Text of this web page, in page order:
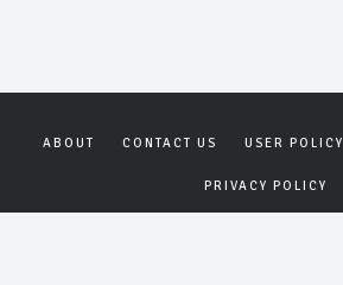
ABOUT CONTACT US USER POLICY
PRIVACY POLICY